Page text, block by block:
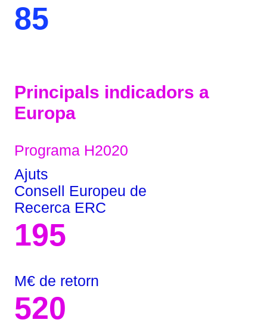
85
Principals indicadors a
Europa
Programa H2020
Ajuts
Consell Europeu de
Recerca ERC
195
M€ de retorn
520